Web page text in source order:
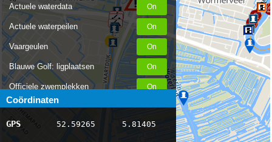
Actuele waterdata
Actuele waterpeilen
Vaargeulen
Blauwe Golf: ligplaatsen
Officiele zwemplekken
Stremmingen/hinder
AIS scheepsposities
Coördinaten
GPS 52.59265 5.81405